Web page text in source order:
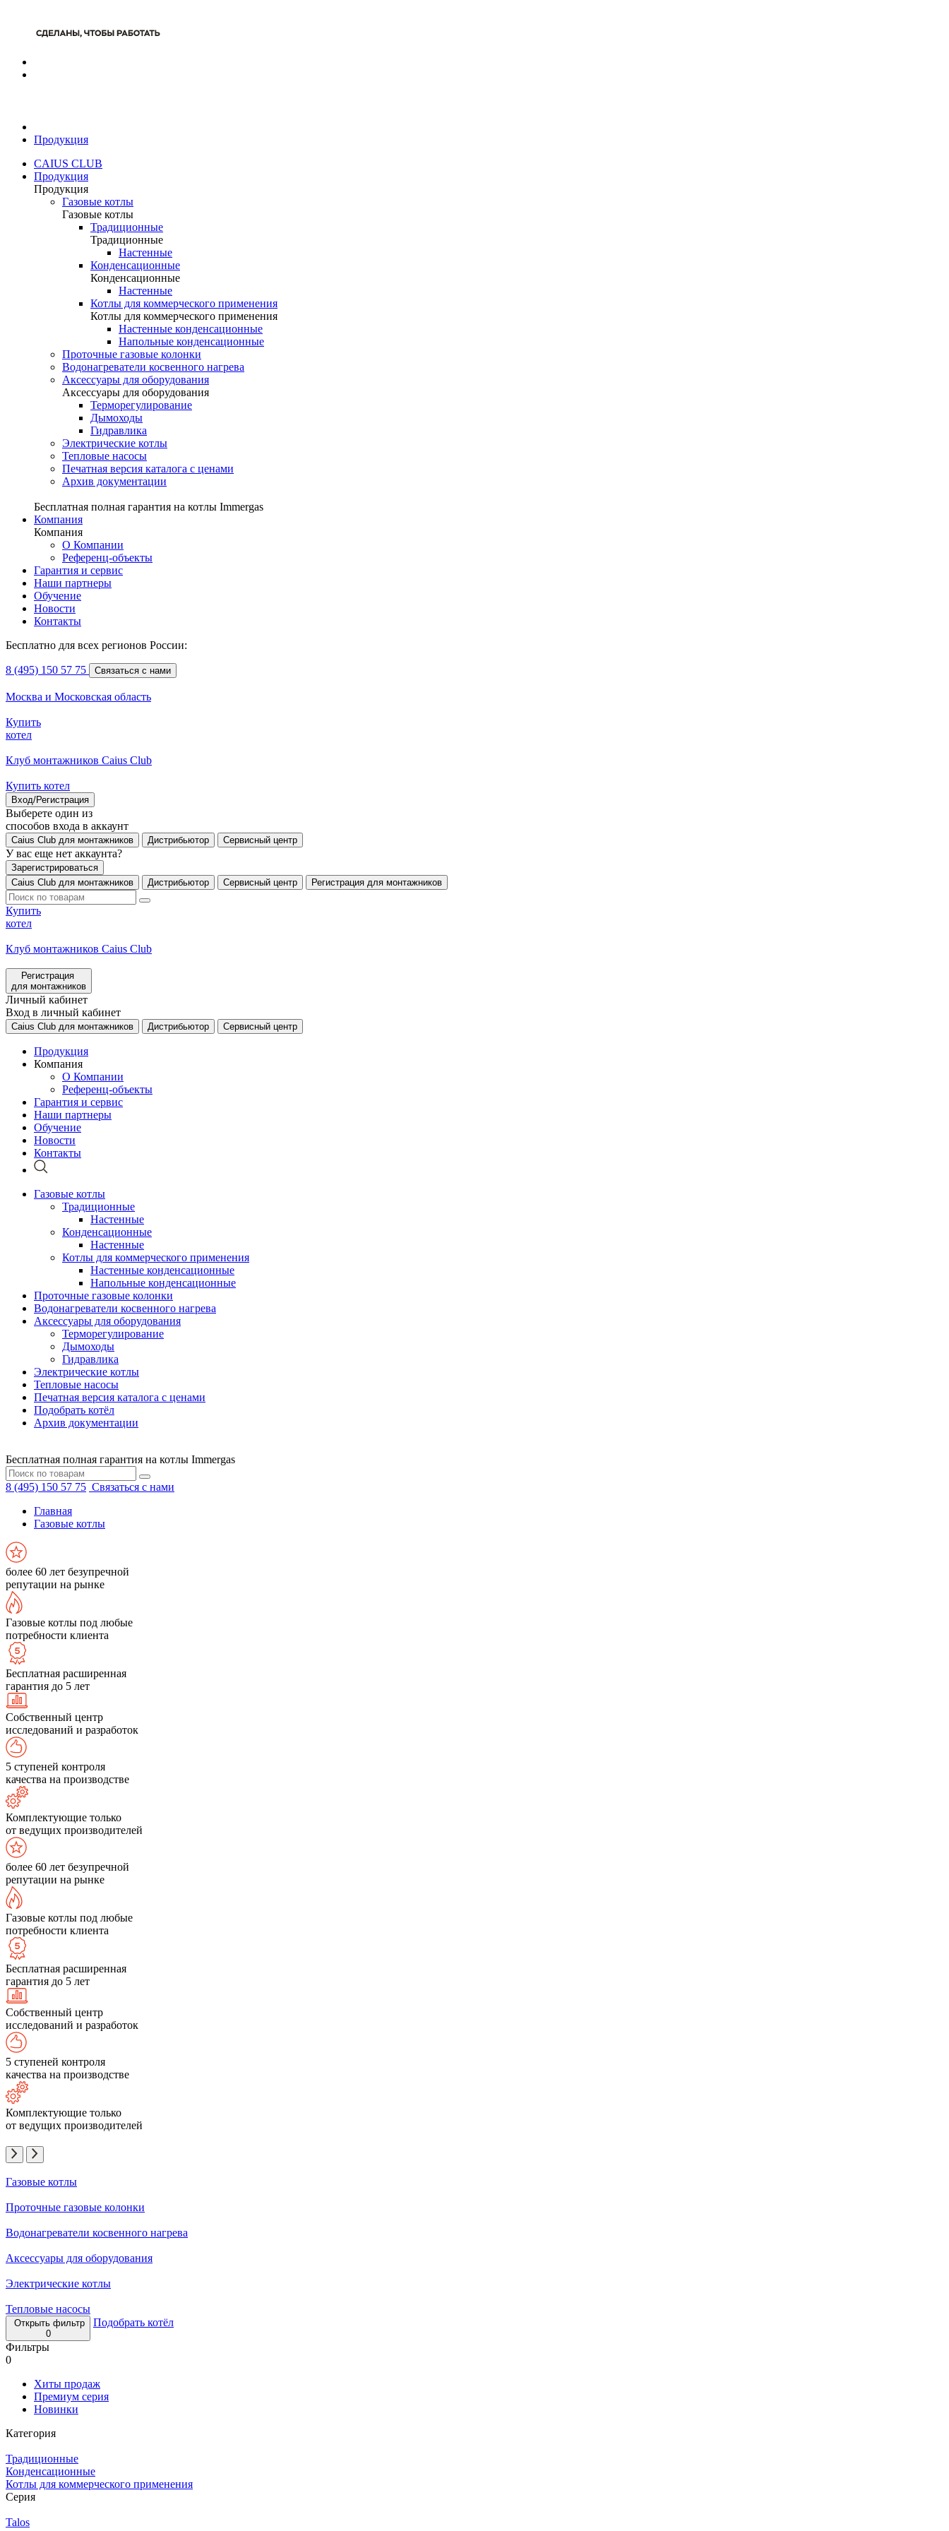
Продукция
CAIUS CLUB
Продукция
Продукция
Газовые котлы
Газовые котлы
Традиционные
Традиционные
Настенные
Конденсационные
Конденсационные
Настенные
Котлы для коммерческого применения
Котлы для коммерческого применения
Настенные конденсационные
Напольные конденсационные
Проточные газовые колонки
Водонагреватели косвенного нагрева
Аксессуары для оборудования
Аксессуары для оборудования
Терморегулирование
Дымоходы
Гидравлика
Электрические котлы
Тепловые насосы
Печатная версия каталога с ценами
Архив документации
Бесплатная полная гарантия на котлы Immergas
Компания
Компания
О Компании
Референц-объекты
Гарантия и сервис
Наши партнеры
Обучение
Новости
Контакты
Бесплатно для всех регионов России:
8 (495) 150 57 75 Связаться с нами
Москва и Московская область
Купить
котел
Клуб монтажников Caius Club
Купить котел
Вход/Регистрация
Выберете один из
способов входа в аккаунт
Caius Club для монтажников Дистрибьютор Сервисный центр
У вас еще нет аккаунта?
Зарегистрироваться
Caius Club для монтажников
Дистрибьютор Сервисный центр Регистрация для монтажников
Купить
котел
Клуб монтажников Caius Club
Регистрация
для монтажников
Личный кабинет
Вход в личный кабинет
Caius Club для монтажников Дистрибьютор Сервисный центр
Продукция
Компания
О Компании
Референц-объекты
Гарантия и сервис
Наши партнеры
Обучение
Новости
Контакты
Газовые котлы
Традиционные
Настенные
Конденсационные
Настенные
Котлы для коммерческого применения
Настенные конденсационные
Напольные конденсационные
Проточные газовые колонки
Водонагреватели косвенного нагрева
Аксессуары для оборудования
Терморегулирование
Дымоходы
Гидравлика
Электрические котлы
Тепловые насосы
Печатная версия каталога с ценами
Подобрать котёл
Архив документации
Бесплатная полная гарантия на котлы Immergas
8 (495) 150 57 75 Связаться с нами
Главная
Газовые котлы
более 60 лет безупречной
репутации на рынке
Газовые котлы под любые
потребности клиента
Бесплатная расширенная
гарантия до 5 лет
Собственный центр
исследований и разработок
5 ступеней контроля
качества на производстве
Комплектующие только
от ведущих производителей
более 60 лет безупречной
репутации на рынке
Газовые котлы под любые
потребности клиента
Бесплатная расширенная
гарантия до 5 лет
Собственный центр
исследований и разработок
5 ступеней контроля
качества на производстве
Комплектующие только
от ведущих производителей
Газовые котлы
Проточные газовые колонки
Водонагреватели косвенного нагрева
Аксессуары для оборудования
Электрические котлы
Тепловые насосы
Открыть фильтр
0
Подобрать котёл
Фильтры
0
Хиты продаж
Премиум серия
Новинки
Категория
Традиционные
Конденсационные
Котлы для коммерческого применения
Серия
Talos